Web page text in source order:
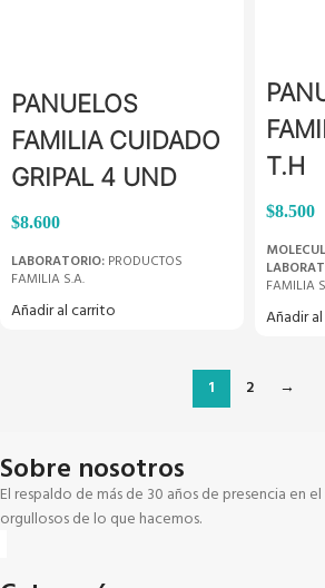
PANUELOS
FAMILIA CUIDADO
GRIPAL 4 UND
$8.600
LABORATORIO: PRODUCTOS
FAMILIA S.A.
Añadir al carrito
T.H
$8.500
FAMILIA
Añadir
1 2 →
Sobre nosotros
El respaldo de más de 30 años de presencia en
orgullosos de lo que hacemos.